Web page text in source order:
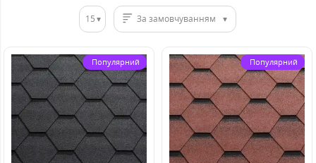
15 За замовчуванням
Популярний Популярний